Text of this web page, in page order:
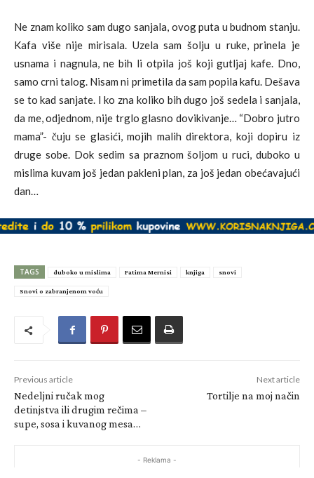
Ne znam koliko sam dugo sanjala, ovog puta u budnom stanju.
Kafa više nije mirisala. Uzela sam šolju u ruke, prinela je
usnama i nagnula, ne bih li otpila još koji gutljaj kafe. Dno,
samo crni talog. Nisam ni primetila da sam popila kafu. Dešava
se to kad sanjate. I ko zna koliko bih dugo još sedela i sanjala,
da me, odjednom, nije trglo glasno dovikivanje… “Dobro jutro
mama”- čuju se glasići, mojih malih direktora, koji dopiru iz
druge sobe. Dok sedim sa praznom šoljom u ruci, duboko u
mislima kuvam još jedan pakleni plan, za još jedan obećavajući
dan…
TAGS duboko u mislima Fatima Mernisi knjiga snovi
Snovi o zabranjenom voću
Previous article
Nedeljni ručak mog
detinjstva ili drugim rečima –
supe, sosa i kuvanog mesa…
Next article
Tortilje na moj način
- Reklama -